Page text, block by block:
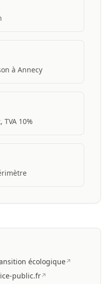
à Annecy
10%
écologique↗
public.fr↗